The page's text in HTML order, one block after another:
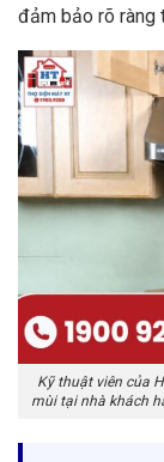
đảm bảo rõ ràng
Kỹ thuật viên của
mùi tại nhà khách